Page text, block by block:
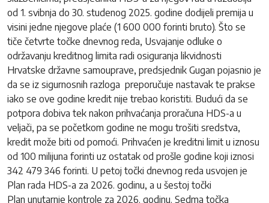
od 1. svibnja do 30. studenog 2025. godine dodijeli premija u
visini jedne njegove plaće (1 600 000 forinti bruto). Što se
tiče četvrte točke dnevnog reda, Usvajanje odluke o
održavanju kreditnog limita radi osiguranja likvidnosti
Hrvatske državne samouprave, predsjednik Gugan pojasnio je
da se iz sigurnosnih razloga preporučuje nastavak te prakse
iako se ove godine kredit nije trebao koristiti. Budući da se
potpora dobiva tek nakon prihvaćanja proračuna HDS-a u
veljači, pa se početkom godine ne mogu trošiti sredstva,
kredit može biti od pomoći. Prihvaćen je kreditni limit u iznosu
od 100 milijuna forinti uz ostatak od prošle godine koji iznosi
342 479 346 forinti. U petoj točki dnevnog reda usvojen je
Plan rada HDS-a za 2026. godinu, a u šestoj točki
Plan unutarnje kontrole za 2026. godinu. Sedma točka